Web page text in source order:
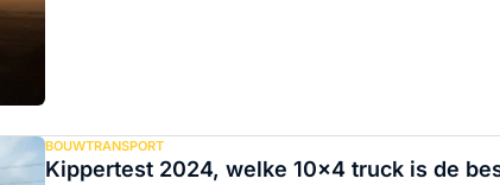
BOUWTRANSPORT
Kippertest 2024, welke 10x4 truck is de